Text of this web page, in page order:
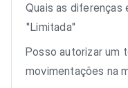
Quais as
"Limitada"
Posso autorizar um
movimentações na